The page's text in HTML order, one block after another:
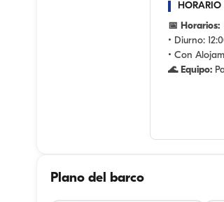
HORARIO
📅 Horarios:
• Diurno:
• Con
🌊 Equipo:
Plano del barco